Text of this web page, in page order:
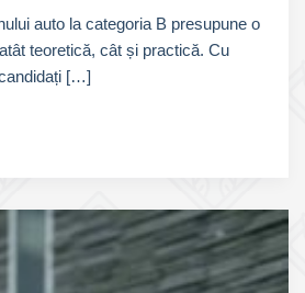
auto la categoria B presupune o
teoretică, cât și practică. Cu
[…]